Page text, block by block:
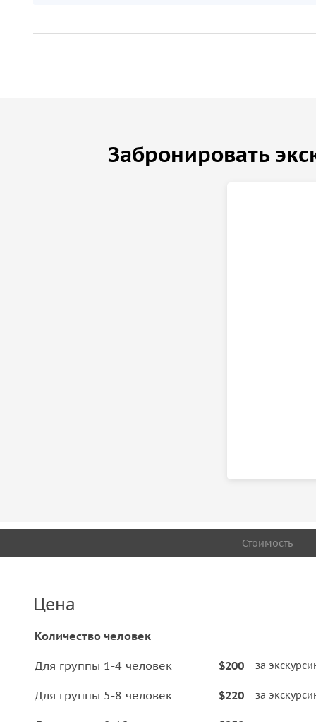
Забронировать
Стоимость
Цена
Количество человек
Для группы 1-4 человек $200 за
Для группы 5-8 человек $220 за